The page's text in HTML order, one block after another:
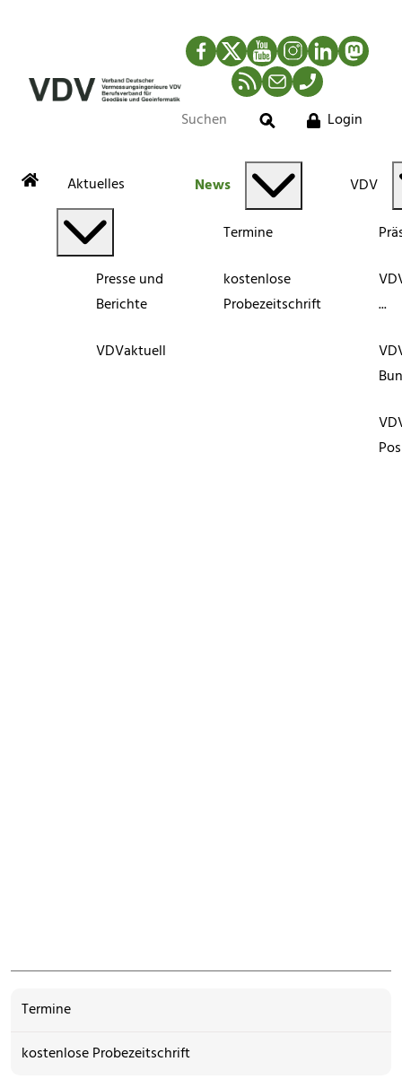
Facebook
TwitterYouTubeInstagram
LinkedIn
RSS-Newsfeed
MailTelefon
Suche
Login
Aktuelles
Presse und
Berichte
VDVaktuell
News
Termine
kostenlose
Probezeitschrift
VDV
...
Termine
kostenlose Probezeitschrift